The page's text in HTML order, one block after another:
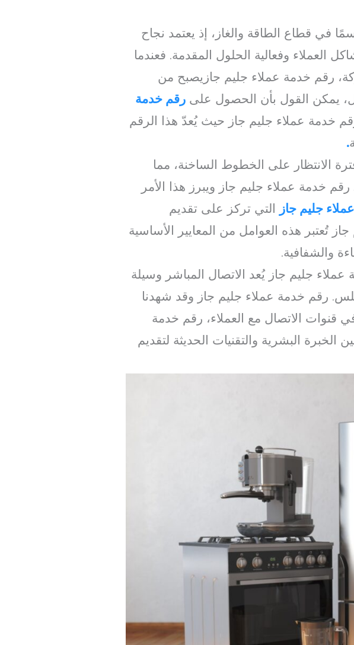
في قطاع الطاقة والغاز، إذ يعتمد نجاح
وفعالية الحلول المقدمة. فعندما
رقم خدمة عملاء جليم جازيصبح من
يمكن القول بأن الحصول علىرقم خدمة
خدمة عملاء جليم جاز حيث يُعدّ هذا الرقم
.
الانتظار على الخطوط الساخنة، مما
خدمة عملاء جليم جاز ويبرز هذا الأمر
جليم جاز التي تركز على تقديم
تُعتبر هذه العوامل من المعايير الأساسية
والشفافية.
جليم جاز يُعد الاتصال المباشر وسيلة
رقم خدمة عملاء جليم جاز وقد شهدنا
قنوات الاتصال مع العملاء، رقم خدمة
البشرية والتقنيات الحديثة لتقديم